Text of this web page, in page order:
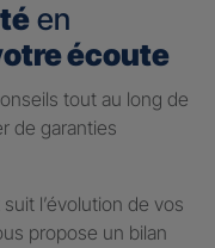
en
écoute
tout au long de
de garanties
l’évolution de vos
propose un bilan